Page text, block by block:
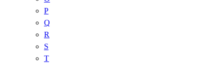
P
Q
R
S
T